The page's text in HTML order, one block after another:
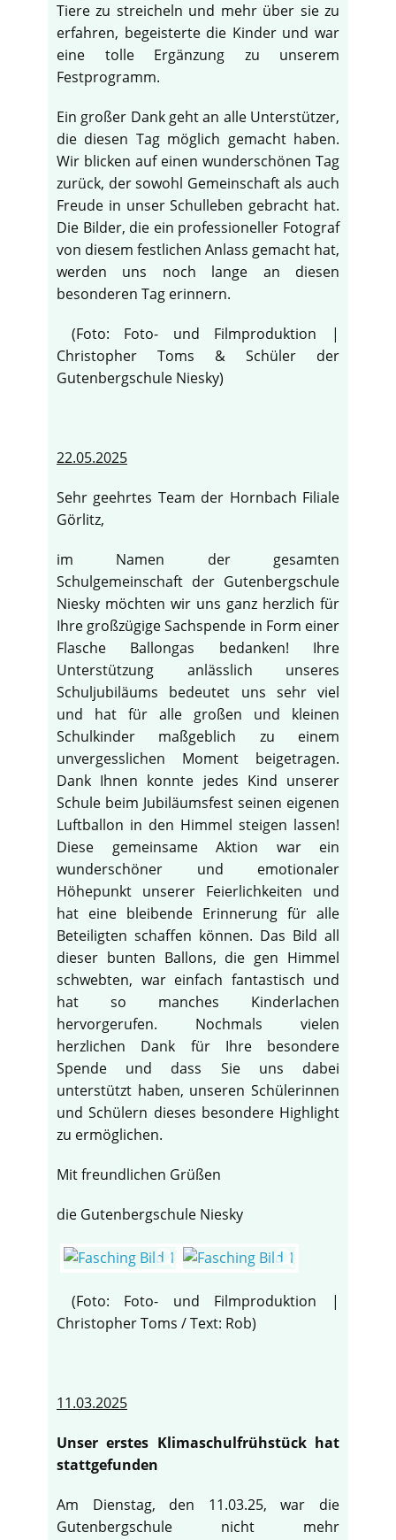
Tiere zu streicheln und mehr über sie zu
erfahren, begeisterte die Kinder und war
eine tolle Ergänzung zu unserem
Festprogramm.
Ein großer Dank geht an alle Unterstützer,
die diesen Tag möglich gemacht haben.
Wir blicken auf einen wunderschönen Tag
zurück, der sowohl Gemeinschaft als auch
Freude in unser Schulleben gebracht hat.
Die Bilder, die ein professioneller Fotograf
von diesem festlichen Anlass gemacht hat,
werden uns noch lange an diesen
besonderen Tag erinnern.
(Foto: Foto- und Filmproduktion |
Christopher Toms & Schüler der
Gutenbergschule Niesky)
22.05.2025
Sehr geehrtes Team der Hornbach Filiale
Görlitz,
im Namen der gesamten
Schulgemeinschaft der Gutenbergschule
Niesky möchten wir uns ganz herzlich für
Ihre großzügige Sachspende in Form einer
Flasche Ballongas bedanken! Ihre
Unterstützung anlässlich unseres
Schuljubiläums bedeutet uns sehr viel
und hat für alle großen und kleinen
Schulkinder maßgeblich zu einem
unvergesslichen Moment beigetragen.
Dank Ihnen konnte jedes Kind unserer
Schule beim Jubiläumsfest seinen eigenen
Luftballon in den Himmel steigen lassen!
Diese gemeinsame Aktion war ein
wunderschöner und emotionaler
Höhepunkt unserer Feierlichkeiten und
hat eine bleibende Erinnerung für alle
Beteiligten schaffen können. Das Bild all
dieser bunten Ballons, die gen Himmel
schwebten, war einfach fantastisch und
hat so manches Kinderlachen
hervorgerufen. Nochmals vielen
herzlichen Dank für Ihre besondere
Spende und dass Sie uns dabei
unterstützt haben, unseren Schülerinnen
und Schülern dieses besondere Highlight
zu ermöglichen.
Mit freundlichen Grüßen
die Gutenbergschule Niesky
(Foto: Foto- und Filmproduktion |
Christopher Toms / Text: Rob)
11.03.2025
Unser erstes Klimaschulfrühstück hat
stattgefunden
Am Dienstag, den 11.03.25, war die
Gutenbergschule nicht mehr